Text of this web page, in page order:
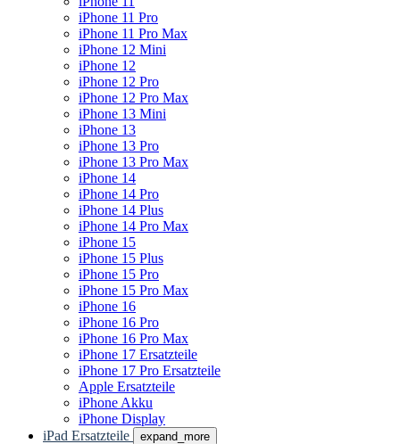
iPhone 11 Pro
iPhone 11 Pro Max
iPhone 12 Mini
iPhone 12
iPhone 12 Pro
iPhone 12 Pro Max
iPhone 13 Mini
iPhone 13
iPhone 13 Pro
iPhone 13 Pro Max
iPhone 14
iPhone 14 Pro
iPhone 14 Plus
iPhone 14 Pro Max
iPhone 15
iPhone 15 Plus
iPhone 15 Pro
iPhone 15 Pro Max
iPhone 16
iPhone 16 Pro
iPhone 16 Pro Max
iPhone 17 Ersatzteile
iPhone 17 Pro Ersatzteile
Apple Ersatzteile
iPhone Akku
iPhone Display
iPad Ersatzteile
expand_more